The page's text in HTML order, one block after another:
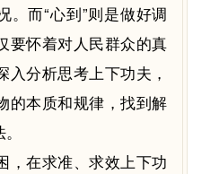
。而“心到”则是做好调
要怀着对人民群众的真
入分析思考上下功夫，
的本质和规律，找到解
在求准、求效上下功